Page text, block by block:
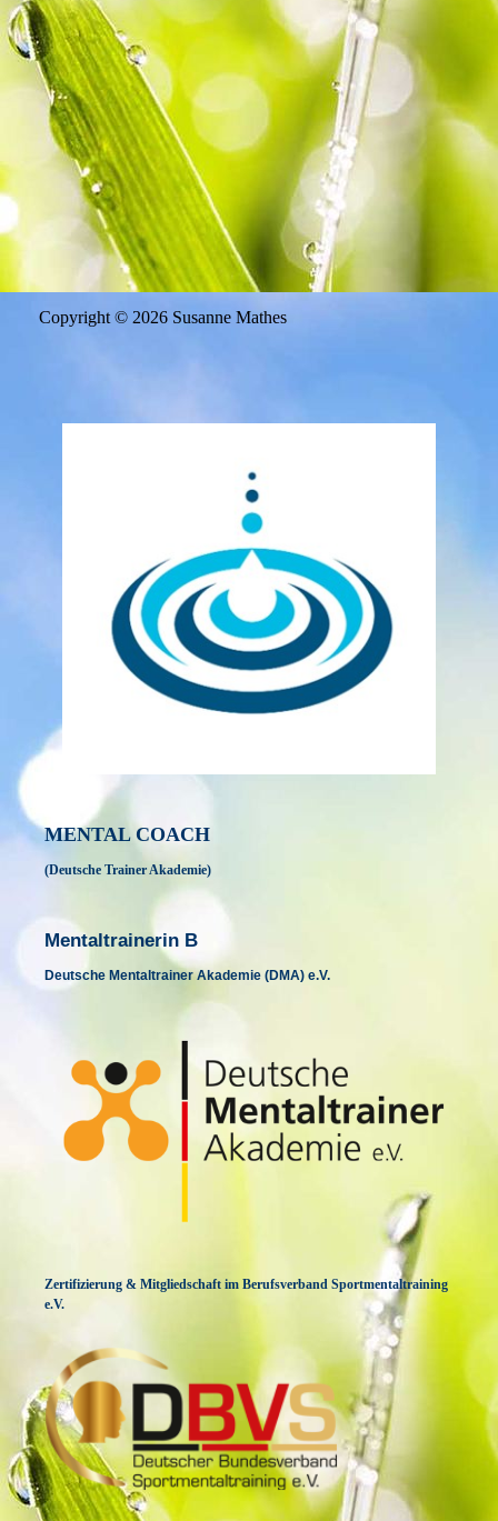
Copyright © 2026 Susanne Mathes
MENTAL COACH
(Deutsche Trainer Akademie)
Mentaltrainerin B
Deutsche Mentaltrainer Akademie (DMA) e.V.
Zertifizierung & Mitgliedschaft im Berufsverband Sportmentaltraining
e.V.